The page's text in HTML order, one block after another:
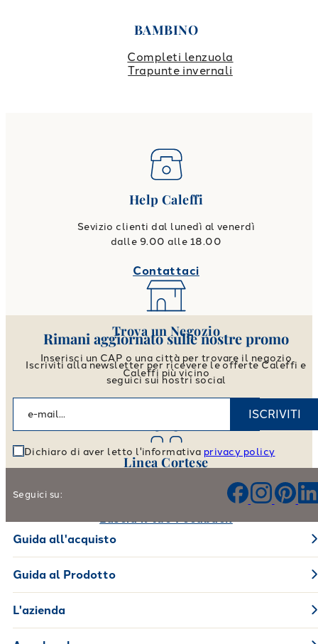
BAMBINO
Completi lenzuola
Trapunte invernali
Help Caleffi
Sevizio clienti dal lunedì al venerdì
dalle 9.00 alle 18.00
Contattaci
Trova un Negozio
Inserisci un CAP o una città per trovare il negozio
Caleffi più vicino
Vai allo store locator
Linea Cortese
Aiutaci a migliorare i nostri prodotti e il nostro servizio
Rimani aggiornato sulle nostre promo
Iscriviti alla newsletter per ricevere le offerte Caleffi e
seguici sui nostri social
ISCRIVITI
Dichiaro di aver letto l'informativa privacy policy
Seguici su:
Guida all'acquisto
Guida al Prodotto
L'azienda